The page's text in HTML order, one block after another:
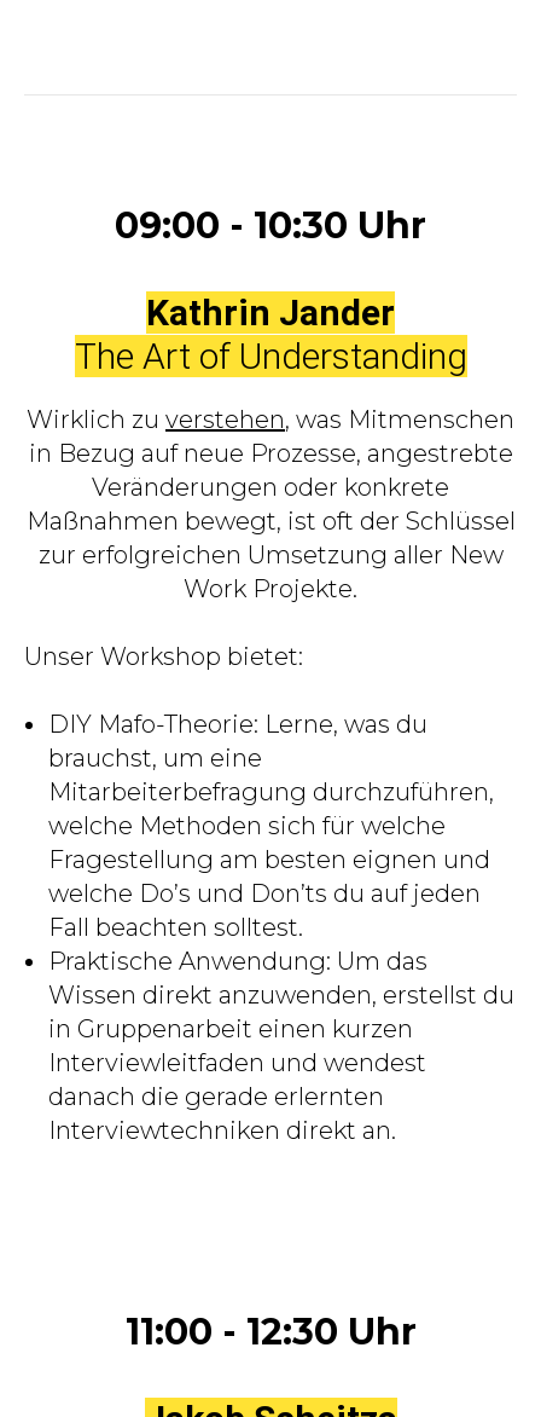
09:00 - 10:30 Uhr
Kathrin Jander
The Art of Understanding
Wirklich zu verstehen, was Mitmenschen
in Bezug auf neue Prozesse, angestrebte
Veränderungen oder konkrete
Maßnahmen bewegt, ist oft der Schlüssel
zur erfolgreichen Umsetzung aller New
Work Projekte.
Unser Workshop bietet:
DIY Mafo-Theorie: Lerne, was du
brauchst, um eine
Mitarbeiterbefragung durchzuführen,
welche Methoden sich für welche
Fragestellung am besten eignen und
welche Do’s und Don’ts du auf jeden
Fall beachten solltest.
Praktische Anwendung: Um das
Wissen direkt anzuwenden, erstellst du
in Gruppenarbeit einen kurzen
Interviewleitfaden und wendest
danach die gerade erlernten
Interviewtechniken direkt an.
11:00 - 12:30 Uhr